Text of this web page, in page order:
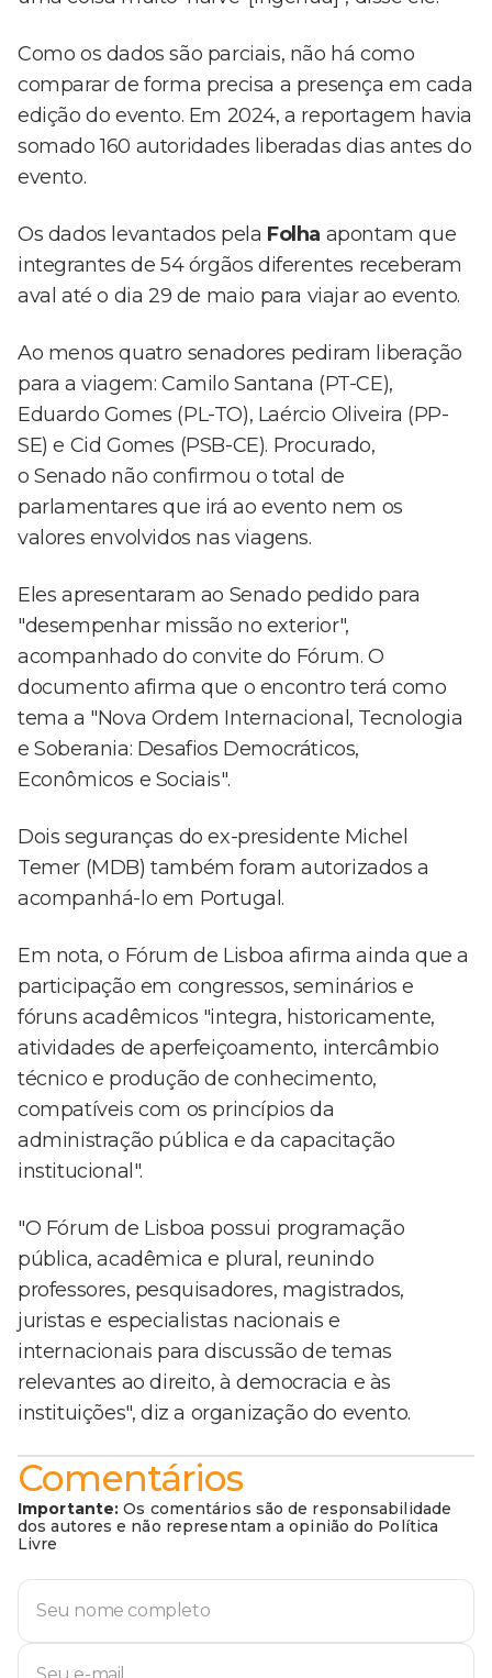
Como os dados são parciais, não há como
comparar de forma precisa a presença em cada
edição do evento. Em 2024, a reportagem havia
somado 160 autoridades liberadas dias antes do
evento.
Os dados levantados pela Folha apontam que
integrantes de 54 órgãos diferentes receberam
aval até o dia 29 de maio para viajar ao evento.
Ao menos quatro senadores pediram liberação
para a viagem: Camilo Santana (PT-CE),
Eduardo Gomes (PL-TO), Laércio Oliveira (PP-
SE) e Cid Gomes (PSB-CE). Procurado,
o Senado não confirmou o total de
parlamentares que irá ao evento nem os
valores envolvidos nas viagens.
Eles apresentaram ao Senado pedido para
"desempenhar missão no exterior",
acompanhado do convite do Fórum. O
documento afirma que o encontro terá como
tema a "Nova Ordem Internacional, Tecnologia
e Soberania: Desafios Democráticos,
Econômicos e Sociais".
Dois seguranças do ex-presidente Michel
Temer (MDB) também foram autorizados a
acompanhá-lo em Portugal.
Em nota, o Fórum de Lisboa afirma ainda que a
participação em congressos, seminários e
fóruns acadêmicos "integra, historicamente,
atividades de aperfeiçoamento, intercâmbio
técnico e produção de conhecimento,
compatíveis com os princípios da
administração pública e da capacitação
institucional".
"O Fórum de Lisboa possui programação
pública, acadêmica e plural, reunindo
professores, pesquisadores, magistrados,
juristas e especialistas nacionais e
internacionais para discussão de temas
relevantes ao direito, à democracia e às
instituições", diz a organização do evento.
Comentários
Importante: Os comentários são de responsabilidade
dos autores e não representam a opinião do Política
Livre